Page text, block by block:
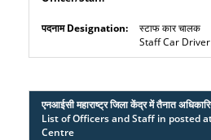
स्टाफ कार चालक
Staff Car Driver
एनआईसी महाराष्ट्र जिला केंद्र में तैनात
List of Officers and Staff in posted
Centre